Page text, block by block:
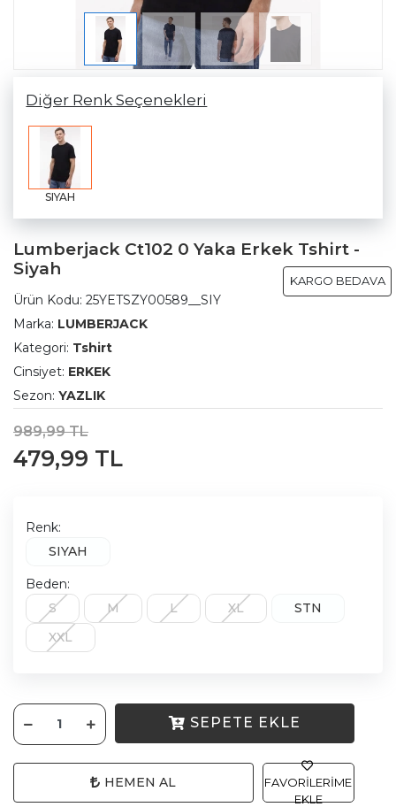
Diğer Renk Seçenekleri
SIYAH
Lumberjack Ct102 0 Yaka Erkek Tshirt -
Siyah
KARGO BEDAVA
Ürün Kodu: 25YETSZY00589__SIY
Marka: LUMBERJACK
Kategori: Tshirt
Cinsiyet: ERKEK
Sezon: YAZLIK
989,99 TL
479,99 TL
Renk:
SIYAH
Beden:
S
M L XL
STN
XXL
SEPETE EKLE
HEMEN AL
FAVORILERIME
EKLE